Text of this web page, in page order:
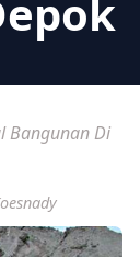
Bangunan Di